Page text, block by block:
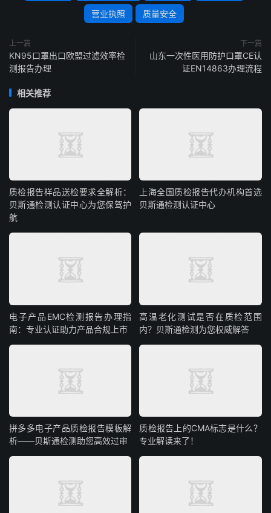
营业执照 质量安全
上一篇
KN95口罩出口欧盟过滤效率检
测报告办理
下一篇
山东一次性医用防护口罩CE认
证EN14863办理流程
相关推荐
质检报告样品送检要求全解析：
贝斯通检测认证中心为您保驾护
航
上海全国质检报告代办机构首选
贝斯通检测认证中心
电子产品EMC检测报告办理指
南：专业认证助力产品合规上市
高温老化测试是否在质检范围
内？贝斯通检测为您权威解答
拼多多电子产品质检报告模板解
析——贝斯通检测助您高效过审
质检报告上的CMA标志是什么？
专业解读来了！